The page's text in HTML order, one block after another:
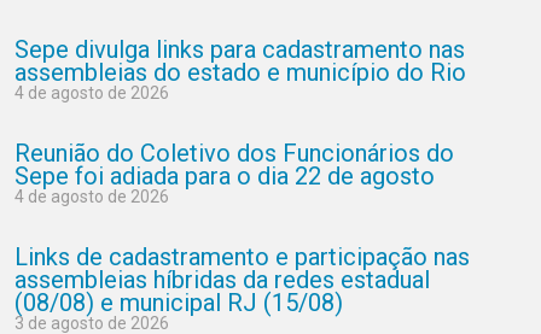
Sepe divulga links para cadastramento nas
assembleias do estado e município do Rio
4 de agosto de 2026
Reunião do Coletivo dos Funcionários do
Sepe foi adiada para o dia 22 de agosto
4 de agosto de 2026
Links de cadastramento e participação nas
assembleias híbridas da redes estadual
(08/08) e municipal RJ (15/08)
3 de agosto de 2026